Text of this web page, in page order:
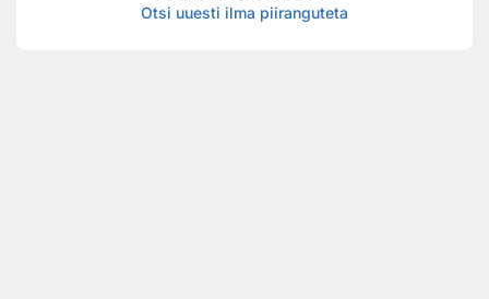
Otsi uuesti ilma piiranguteta